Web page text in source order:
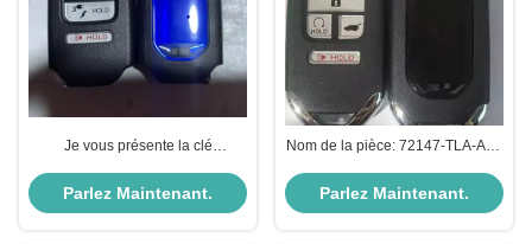
Je vous présente la clé
TRW-A02 6 boutons KR5V2X
433Mhz
Parlez Maintenant.
Nom de la pièce: 72147-TLA-A01
Parlez Maintenant.